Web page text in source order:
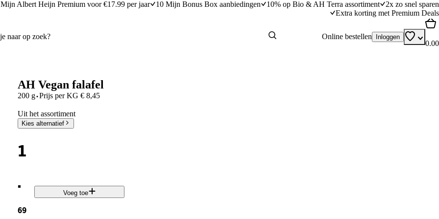
Mijn Albert Heijn Premium voor €17.99 per jaar 10 Mijn Bonus Box aanbiedingen 10% op Bio & AH Terra assortiment
2x zo snel sparen
Extra korting met Premium Deals
Online bestellen Inloggen
0.00
AH Vegan falafel
200 g·Prijs per KG € 8,45
Uit het assortiment
Kies alternatief
1
.
69
Voeg toe